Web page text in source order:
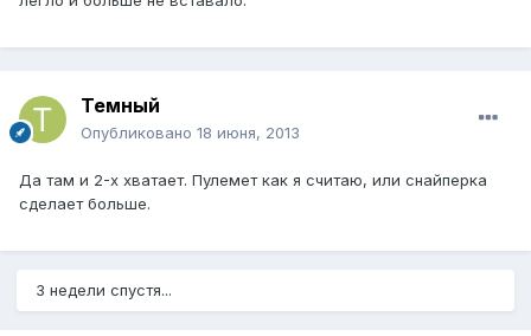
Темный
Опубликовано 18 июня, 2013
Да там и 2-х хватает. Пулемет как я считаю, или снайперка
сделает больше.
3 недели спустя...